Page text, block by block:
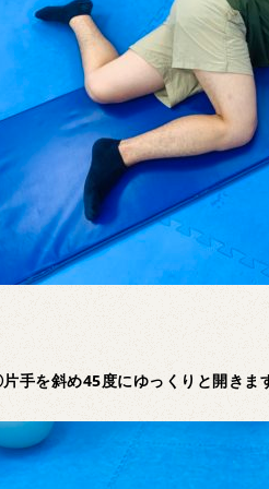
手を斜め45度にゆっくりと開きま